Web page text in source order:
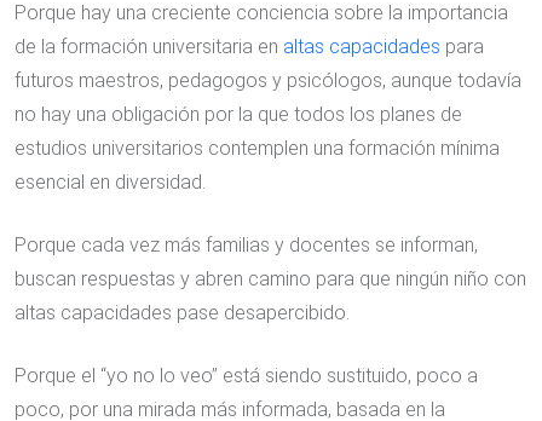
Porque hay una creciente conciencia sobre la importancia
de la formación universitaria en altas capacidades para
futuros maestros, pedagogos y psicólogos, aunque todavía
no hay una obligación por la que todos los planes de
estudios universitarios contemplen una formación mínima
esencial en diversidad.
Porque cada vez más familias y docentes se informan,
buscan respuestas y abren camino para que ningún niño con
altas capacidades pase desapercibido.
Porque el “yo no lo veo” está siendo sustituido, poco a
poco, por una mirada más informada, basada en la